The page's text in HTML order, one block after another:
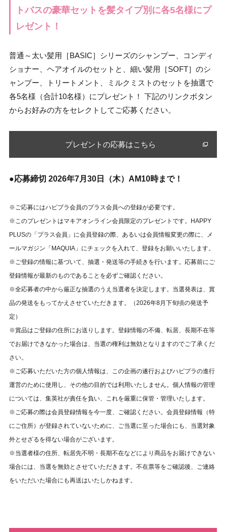
トバスの豪華セットを髪タイプ別に各5名様にプ
レゼント！
普通～太い髪用［BASIC］シリーズのシャンプー、コンディ
ショナー、ヘアオイルのセットと、細い髪用［SOFT］のシ
ャンプー、トリートメント、ミルクミストのセットを抽選で
各5名様（合計10名様）にプレゼント！ 下記のリンクボタン
からお好みの方をセレクトしてご応募ください。
プレゼントの応募はこちら
●応募締切 2026年7月30日（木）AM10時まで！
※ご応募にはハピプラ会員のプラス会員への登録が必要です。
※このプレゼントはマキアオンライン会員限定のプレゼントです。HAPPY
PLUSの「プラス会員」に会員登録の際、あるいは会員情報変更の際に、メ
ールマガジン「MAQUIA」にチェックを入れて、登録をお願いいたします。
※ご登録の情報に基づいて、抽選・発送等の手続きを行います。応募前にご
登録情報が最新のものであることを必ずご確認ください。
※全応募者の中から厳正な抽選のうえ当選者を決定します。当選発表は、賞
品の発送をもってかえさせていただきます。（2026年8月下旬頃の発送予
定）
※賞品はご登録の住所にお送りします。登録情報の不備、転居、長期不在等
でお届けできなかった場合は、当選の権利は無効となりますのでご了承くだ
さい。
※ご応募いただいた方の個人情報は、この企画の遂行およびハピプラの進行
運営のために使用し、その他の目的では利用いたしません。個人情報の管理
については、集英社が責任を負い、これを厳重に保管・管理いたします。
※ご応募の際は会員登録情報を今一度、ご確認ください。会員登録情報（特
にご住所）が登録されていないために、ご当選に至った場合にも、当選対象
外とせざるを得ない場合がございます。
※当選者様の住所、転居先不明・長期不在などにより商品をお届けできない
場合には、当選を無効とさせていただきます。不在票等をご確認後、ご連絡
をいただいた場合にも再送はいたしかねます。